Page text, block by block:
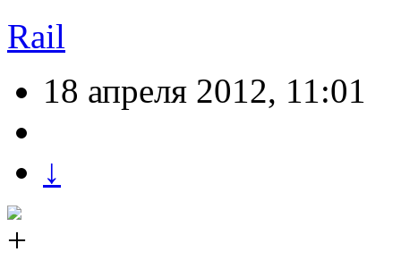
Rail
18 апреля 2012, 11:01
↓